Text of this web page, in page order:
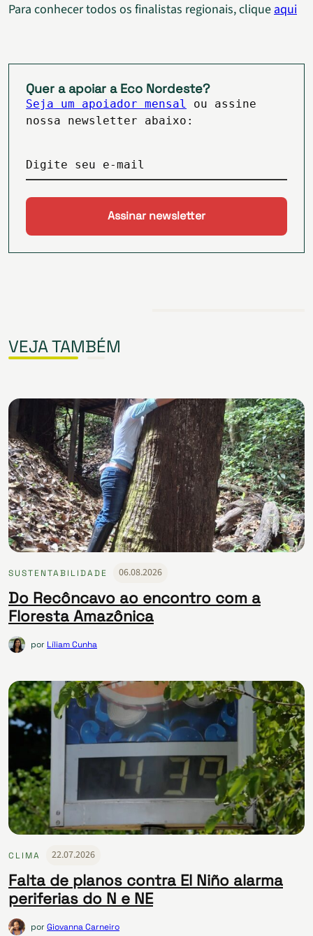
Para conhecer todos os finalistas regionais, cliqueaqui
Quer a apoiar a Eco Nordeste?
Seja um apoiador mensal
ou assine
nossa newsletter abaixo:
Digite seu e-mail
VEJA TAMBÉM
SUSTENTABILIDADE 06.08.2026
Do Recôncavo ao encontro com a
Floresta Amazônica
por Líliam Cunha
CLIMA 22.07.2026
Falta de planos contra El Niño alarma
periferias do N e NE
porGiovanna Carneiro